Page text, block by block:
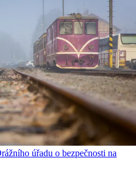
úřadu o bezpečnosti na